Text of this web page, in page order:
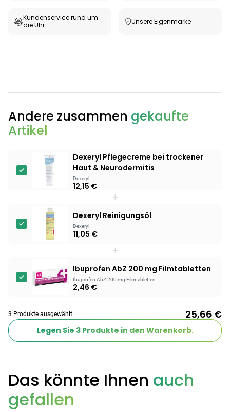
Categories
Kundenservice rund um
die Uhr
Unsere Eigenmarke
Andere zusammen gekaufte
Artikel
Dexeryl Pflegecreme bei trockener
Haut & Neurodermitis
Dexeryl
12,15 €
+
Dexeryl Reinigungsöl
Dexeryl
11,05 €
+
Ibuprofen AbZ 200 mg Filmtabletten
Ibuprofen AbZ 200 mg Filmtabletten
2,46 €
3 Produkte ausgewählt 25,66 €
Legen Sie 3Produkte in den Warenkorb.
Das könnte Ihnen auch
gefallen